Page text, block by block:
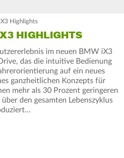
Highlights
HIGHLIGHTS
im neuen BMW iX3
das die intuitive Bedienung
auf ein neues
ganzheitlichen Konzepts für
mehr als 30 Prozent geringeren
den gesamten Lebenszyklus